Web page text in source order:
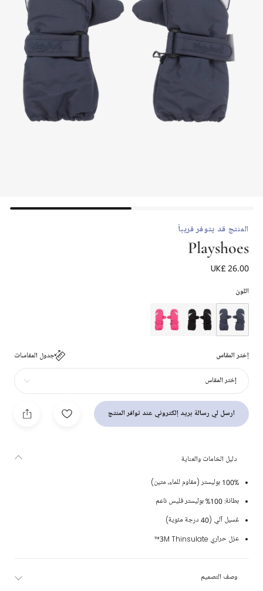
المنتج قد يتوفر قريباً
Playshoes
قفازات تزلج حرارية مقاومة للماء لون كحلي
UK£ 26.00
اللون
إختر المقاس جدول المقاسات
إختر المقاس
ارسل لي رسالة بريد إلكتروني عند توافر المنتج
دليل الخامات والعناية
100% بوليستر (مقاوم للماء، متين)
بطانة: 100% بوليستر فليس ناعم
غسيل آلي (40 درجة مئوية)
عزل حراري 3M Thinsulate™
وصف التصميم